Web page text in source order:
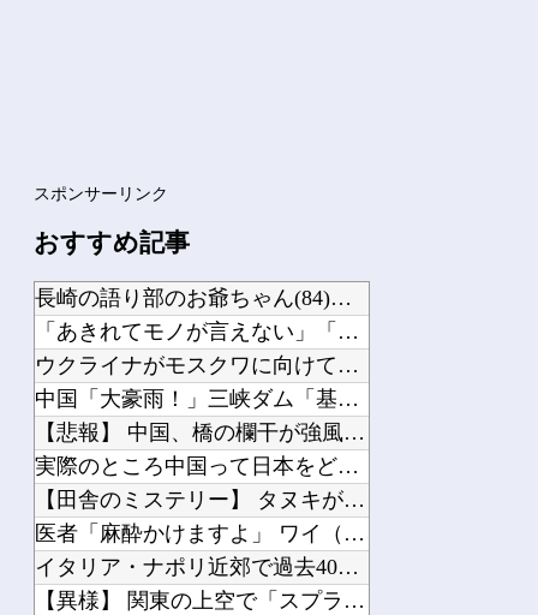
スポンサーリンク
おすすめ記事
長崎の語り部のお爺ちゃん(84)、学生に『日本も核武装が必要』と言われびっくり
「あきれてモノが言えない」「国を維持できるの？」外国人の永住許可要件の厳格化で在...
ウクライナがモスクワに向けて初の弾道ミサイルを発射か？！
中国「大豪雨！」三峡ダム「基礎部分破損」中国「全力放流！」台風13号「中国上陸予...
【悲報】 中国、橋の欄干が強風一発で粉々に 鉄筋ゼロ 当局「接着剤でくっつけただ...
実際のところ中国って日本をどうしたいんやろな？
【田舎のミステリー】 タヌキが人間に化ける説、これ多分マジ
医者「麻酔かけますよ」 ワイ（全身麻酔に耐えて見せる！うおおおおおお！！！！）→
イタリア・ナポリ近郊で過去40年で最大規模の地震「M4.7」の揺れを観測
【異様】 関東の上空で「スプライト」という発光現象が観測される！多くの人が地上か...